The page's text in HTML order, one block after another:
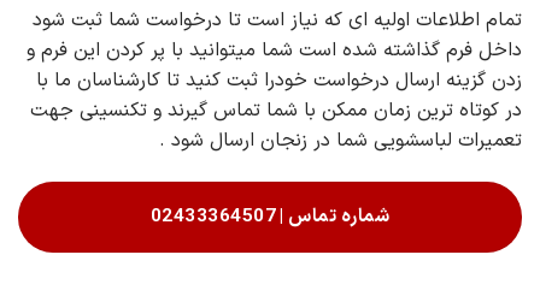
تمام اطلاعات اولیه ای که نیاز است تا درخواست شما ثبت شود
داخل فرم گذاشته شده است شما میتوانید با پر کردن این فرم و
زدن گزینه ارسال درخواست خودرا ثبت کنید تا کارشناسان ما با
در کوتاه ترین زمان ممکن با شما تماس گیرند و تکنسینی جهت
تعمیرات لباسشویی شما در زنجان ارسال شود .
شماره تماس | 02433364507